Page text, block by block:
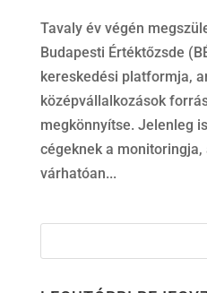
Tavaly év végén
Budapesti Értéktőzsde
kereskedési platformja,
középvállalkozások
megkönnyítse. Jelenleg
cégeknek a
várhatóan...